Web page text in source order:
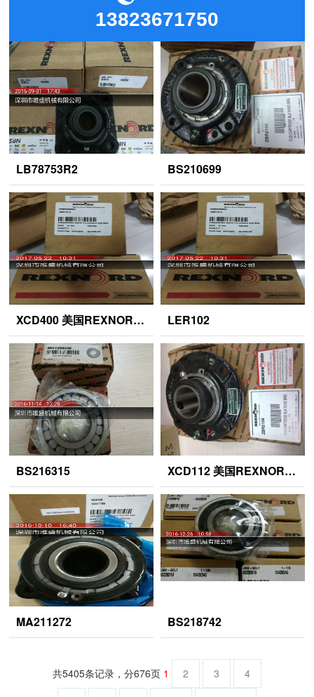
13823671750
LB78753R2 BS210699
XCD400 美国REXNORD传送带 FEB22655H LER102
BS216315 XCD112 美国REXNORD链条 ZP9207
MA211272 BS218742
共5405条记录，分676页 1 2 3 4